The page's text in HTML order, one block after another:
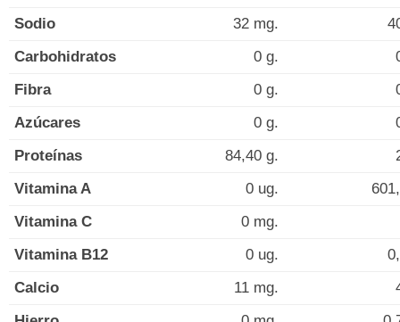
Sodio
32 mg.
Carbohidratos
0 g.
Fibra
0 g.
Azúcares
0 g.
Proteínas
84,40 g.
Vitamina A
0 ug.
Vitamina C
0 mg.
Vitamina B12
0 ug.
Calcio
11 mg.